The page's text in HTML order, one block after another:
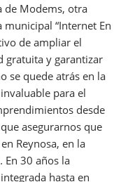
de Modems, otra
“Internet En
de ampliar el
gratuita y garantizar
se quede atrás en la
para el
desde
asegurarnos que
Reynosa, en la
En 30 años la
hasta en